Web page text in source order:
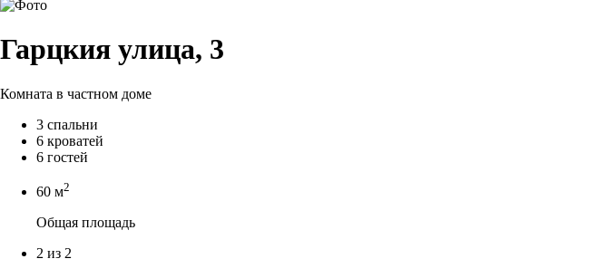
Гарцкия улица, 3
Комната в частном доме
3 спальни
6 кроватей
6 гостей
60 м2
Общая площадь
2 из 2